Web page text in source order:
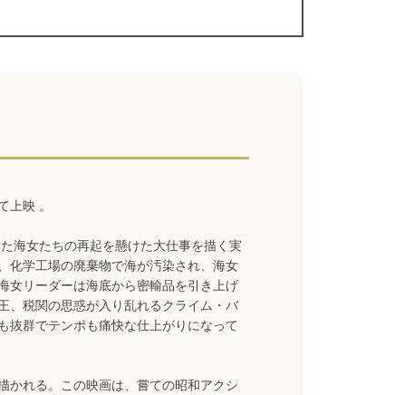
上映 。
海女たちの再起を懸けた大仕事を描く実
化学工場の廃棄物で海が汚染され、海女
女リーダーは海底から密輸品を引き上げ
、税関の思惑が入り乱れるクライム・バ
抜群でテンポも痛快な仕上がりになって
かれる。この映画は、嘗ての昭和アクシ